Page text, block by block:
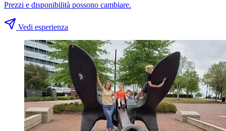
Prezzi e disponibilità possono cambiare.
Vedi esperienza